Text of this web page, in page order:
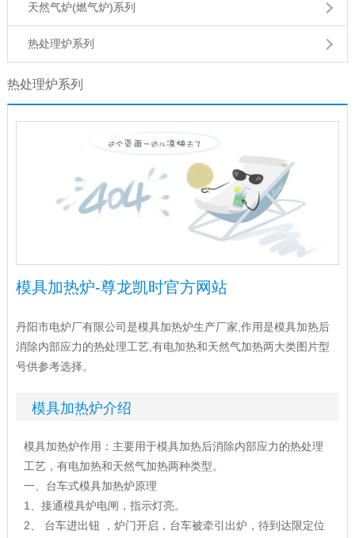
天然气炉(燃气炉)系列
热处理炉系列
热处理炉系列
模具加热炉-尊龙凯时官方网站
丹阳市电炉厂有限公司是模具加热炉生产厂家,作用是模具加热后
消除内部应力的热处理工艺,有电加热和天然气加热两大类图片型
号供参考选择。
模具加热炉介绍
模具加热炉作用：主要用于模具加热后消除内部应力的热处理
工艺，有电加热和天然气加热两种类型。
一、台车式模具加热炉原理
1、接通模具炉电闸，指示灯亮。
2、 台车进出钮 ，炉门开启，台车被牵引出炉，待到达限定位